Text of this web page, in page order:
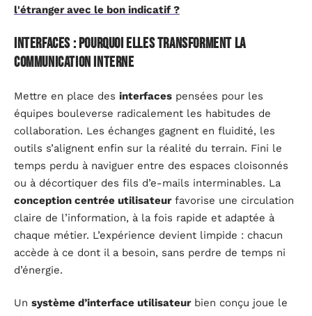
l'étranger avec le bon indicatif ?
interfaces : pourquoi elles transforment la
communication interne
Mettre en place des interfaces pensées pour les
équipes bouleverse radicalement les habitudes de
collaboration. Les échanges gagnent en fluidité, les
outils s’alignent enfin sur la réalité du terrain. Fini le
temps perdu à naviguer entre des espaces cloisonnés
ou à décortiquer des fils d’e-mails interminables. La
conception centrée utilisateurfavorise une circulation
claire de l’information, à la fois rapide et adaptée à
chaque métier. L’expérience devient limpide : chacun
accède à ce dont il a besoin, sans perdre de temps ni
d’énergie.
Un système d’interface utilisateurbien conçu joue le